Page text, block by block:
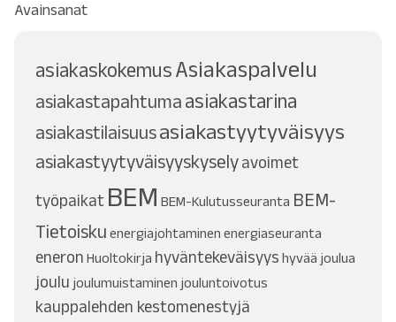
Avainsanat
asiakaskokemusAsiakaspalvelu
asiakastapahtuma asiakastarina
asiakastilaisuusasiakastyytyväisyys
asiakastyytyväisyyskyselyavoimet
työpaikat BEM BEM-Kulutusseuranta BEM-
Tietoisku energiajohtaminen energiaseuranta
eneron Huoltokirja hyväntekeväisyys hyvää joulua
joulu joulumuistaminen jouluntoivotus
kauppalehden kestomenestyjä